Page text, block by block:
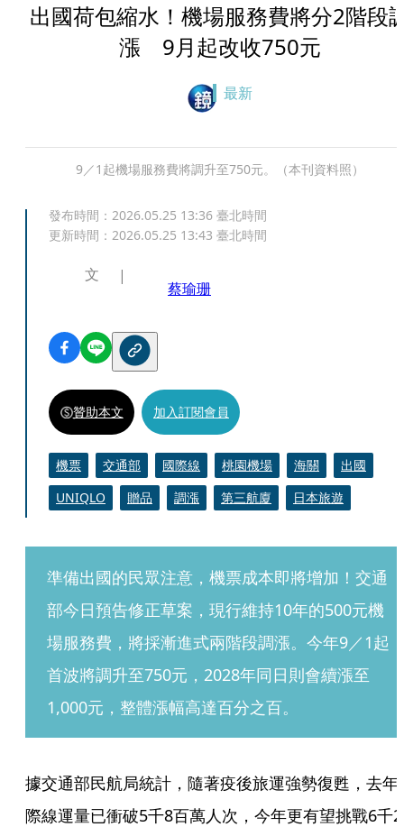
出國荷包縮水！機場服務費將分2階段
漲 9月起改收750元
最新
9／1起機場服務費將調升至750元。（本刊資料照）
發布時間： 2026.05.25 13:36 臺北時間
更新時間： 2026.05.25 13:43 臺北時間
文
蔡瑜珊
贊助本文 加入訂閱會員
機票 交通部 國際線 桃園機場 海關
出國
UNIQLO
贈品 調漲 第三航廈 日本旅遊
準備出國的民眾注意，機票成本即將增加！交通
部今日預告修正草案，現行維持10年的500元機
場服務費，將採漸進式兩階段調漲。今年9／1起
首波將調升至750元，2028年同日則會續漲至
1,000元，整體漲幅高達百分之百。
據交通部民航局統計，隨著疫後旅運強勢復甦，去年
際線運量已衝破5千8百萬人次，今年更有望挑戰6千2